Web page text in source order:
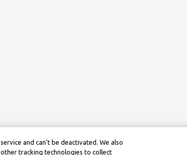
and can’t be deactivated. We also
tracking technologies to collect